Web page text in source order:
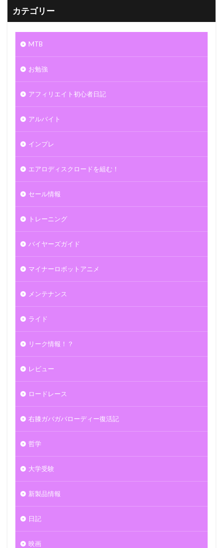
カテゴリー
MTB
お勉強
アフィリエイト初心者日記
アルバイト
インプレ
エアロディスクロードを組む！
セール情報
トレーニング
バイヤーズガイド
マイナーロボットアニメ
メンテナンス
ライド
リーク情報！？
レビュー
ロードレース
右膝ガバガバローディー復活記
哲学
大学受験
新製品情報
日記
映画